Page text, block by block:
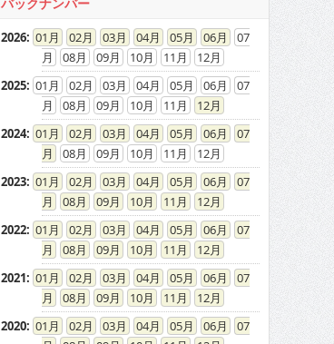
バックナンバー
2026: 01 02 03 04 05 06
07
08
09 10 11
12
2025: 01 02 03 04 05 06
07
08
09 10 11
12
2024: 01 02 03 04 05 06
07
08
09 10 11
12
2023: 01 02 03 04 05 06
07
08
09 10 11
12
2022: 01 02 03 04 05 06
07
08
09 10 11
12
2021: 01 02 03 04 05 06
07
08
09 10 11
12
2020: 01 02 03 04 05 06
07